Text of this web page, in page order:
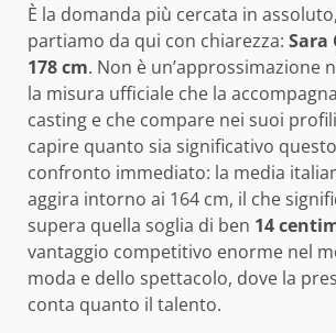
È la domanda più cercata in
partiamo da qui con chiarezza: Sara
178 cm. Non è un’approssimazione
la misura ufficiale che la
casting e che compare nei suoi
capire quanto sia significativo
confronto immediato: la media
aggira intorno ai 164 cm, il che
supera quella soglia di ben 14
vantaggio competitivo enorme nel
moda e dello spettacolo, dove la
conta quanto il talento.